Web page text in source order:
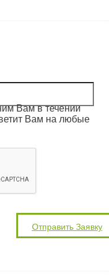
Вам в течении
Вам на любые